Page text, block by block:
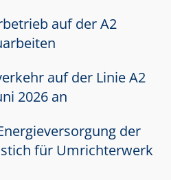
auf der A2
auf der Linie A2
2026 an
der
für Umrichterwerk